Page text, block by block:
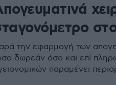
την εφαρμογή των
δωρεάν όσο και επί
παραμένει